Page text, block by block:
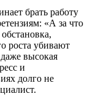
брать работу
«А за что
роста убивают
высокая
и
долго не